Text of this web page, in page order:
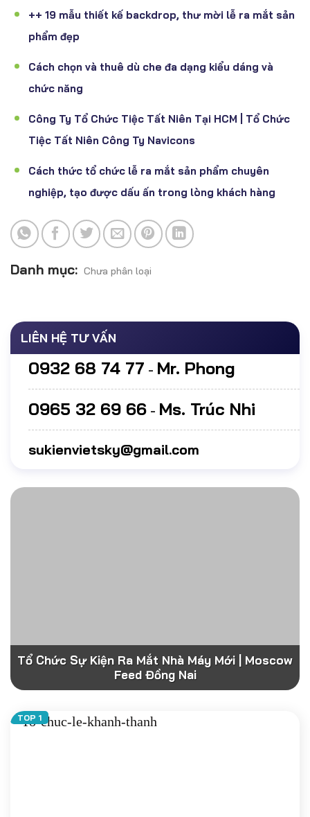
++ 19 mẫu thiết kế backdrop, thư mời lễ ra mắt sản
phẩm đẹp
Cách chọn và thuê dù che đa dạng kiểu dáng và
chức năng
Công Ty Tổ Chức Tiệc Tất Niên Tại HCM | Tổ Chức
Tiệc Tất Niên Công Ty Navicons
Cách thức tổ chức lễ ra mắt sản phẩm chuyên
nghiệp, tạo được dấu ấn trong lòng khách hàng
Danh mục: Chưa phân loại
LIÊN HỆ TƯ VẤN
0932 68 74 77 - Mr. Phong
0965 32 69 66- Ms. Trúc Nhi
sukienvietsky@gmail.com
Tổ Chức Sự Kiện Ra Mắt Nhà Máy Mới | Moscow
Feed Đồng Nai